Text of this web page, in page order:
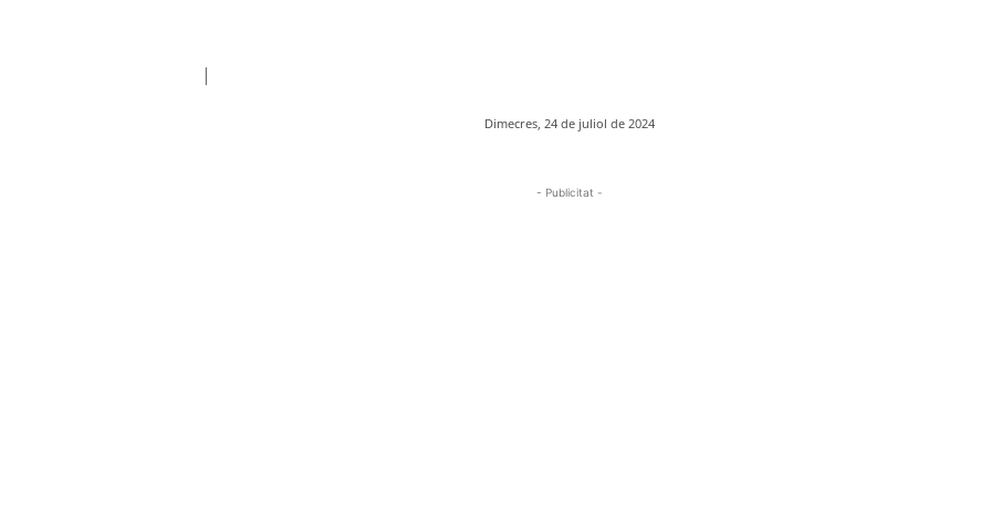
|
Dimecres, 24 de juliol de 2024
- Publicitat -